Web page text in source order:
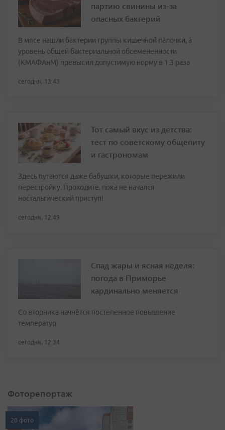
партию свинины из-за
опасных бактерий
В мясе нашли бактерии группы кишечной палочки, а
уровень общей бактериальной обсемененности
(КМАФАнМ) превысил допустимую норму в 1,3 раза
сегодня, 13:43
Тот самый вкус из детства:
тест по советскому общепиту
и гастрономам
Здесь путаются даже бабушки, которые пережили
перестройку. Проходите, пока не начался
ностальгический приступ!
сегодня, 12:49
Спад жары и ясная неделя:
погода в Приморье
кардинально меняется
Со вторника начнётся постепенное повышение
температур
сегодня, 12:34
Фоторепортаж
20 фото